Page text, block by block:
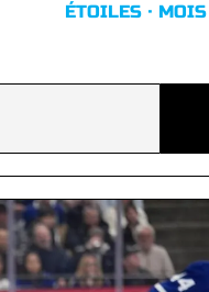
ÉTOILES · MOIS